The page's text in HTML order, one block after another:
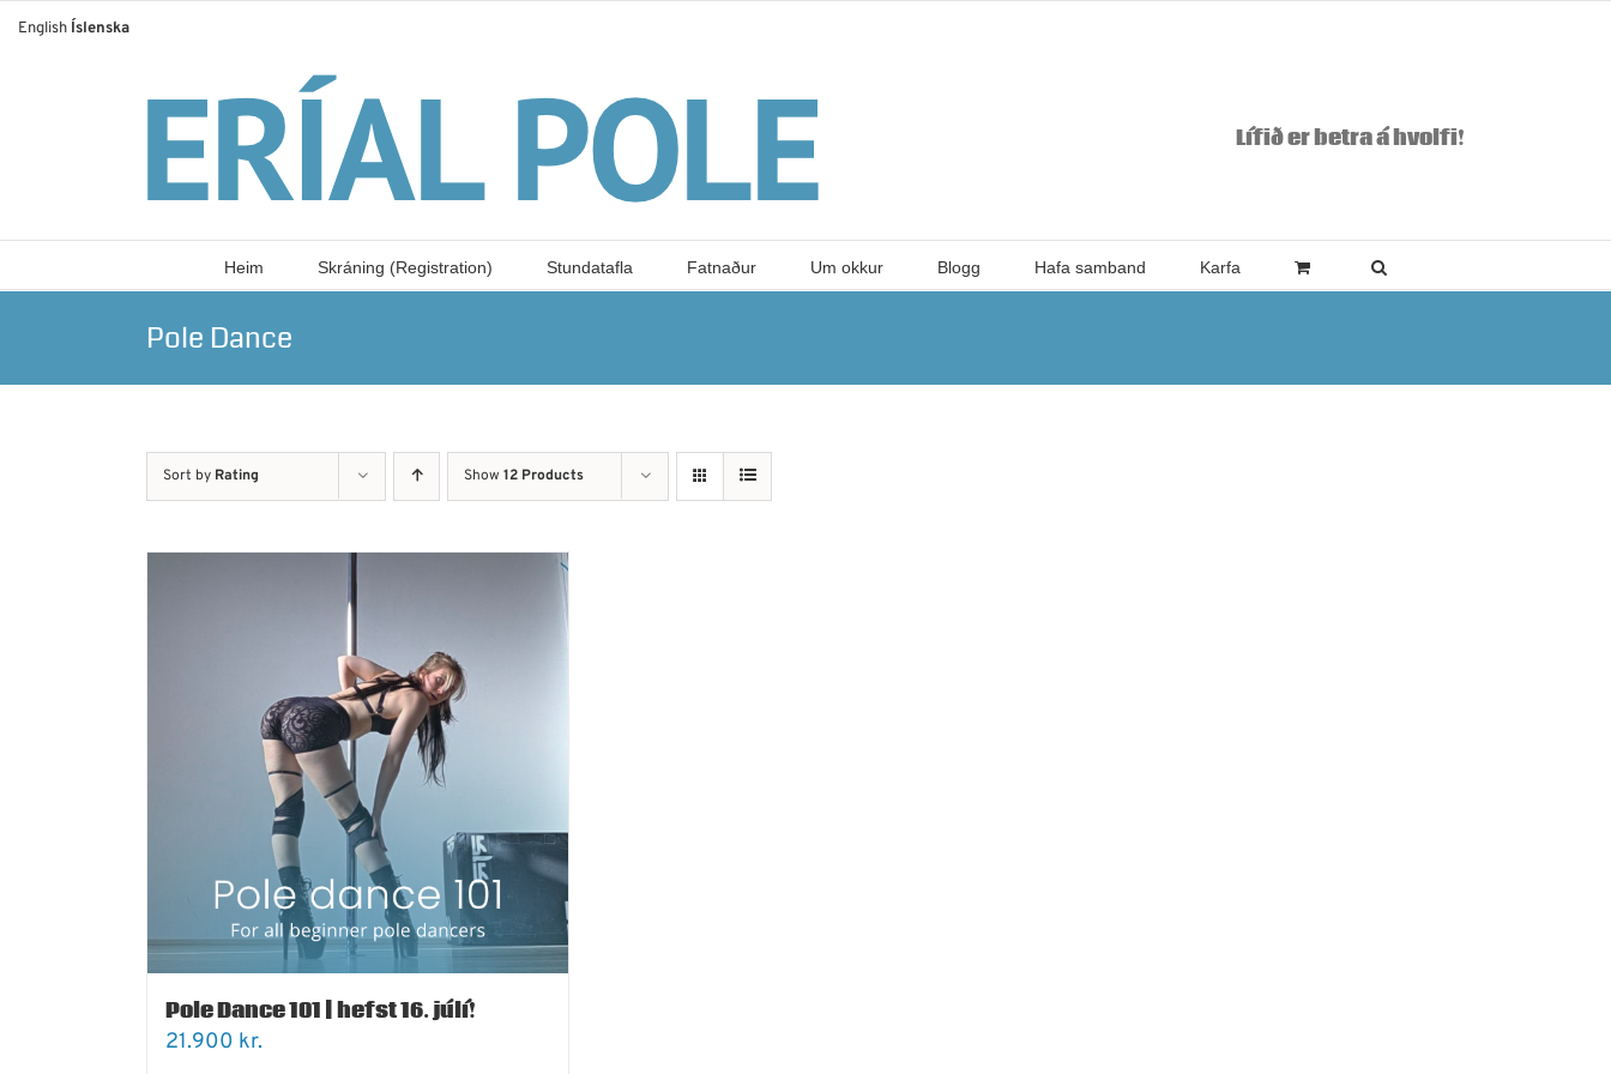
Lífið er betra á hvolfi!
Heim Skráning (Registration) Stundatafla Fatnaður Um okkur Blogg Hafa samband Karfa
Pole Dance
Sort by Rating Show 12 Products
Pole Dance 101 | hefst 16. júlí!
21.900 kr.
English Íslenska